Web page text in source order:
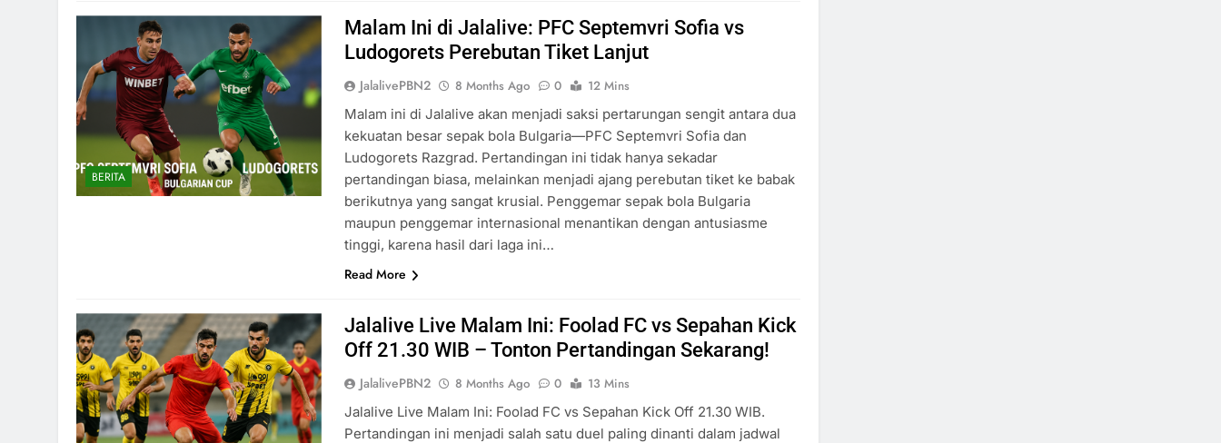
BERITA
Malam Ini di Jalalive: PFC Septemvri Sofia vs
Ludogorets Perebutan Tiket Lanjut
JalalivePBN2 8 Months Ago 0
12 Mins
Malam ini di Jalalive akan menjadi saksi pertarungan sengit antara dua
kekuatan besar sepak bola Bulgaria—PFC Septemvri Sofia dan
Ludogorets Razgrad. Pertandingan ini tidak hanya sekadar
pertandingan biasa, melainkan menjadi ajang perebutan tiket ke babak
berikutnya yang sangat krusial. Penggemar sepak bola Bulgaria
maupun penggemar internasional menantikan dengan antusiasme
tinggi, karena hasil dari laga ini…
Read More
Jalalive Live Malam Ini: Foolad FC vs Sepahan Kick
Off 21.30 WIB – Tonton Pertandingan Sekarang!
JalalivePBN2 8 Months Ago 0
13 Mins
Jalalive Live Malam Ini: Foolad FC vs Sepahan Kick Off 21.30 WIB.
Pertandingan ini menjadi salah satu duel paling dinanti dalam jadwal